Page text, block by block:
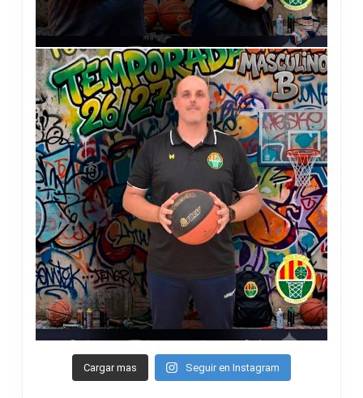
Cargar mas Seguir en Instagram